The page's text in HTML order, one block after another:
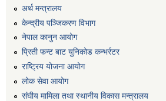
अर्थ मन्त्रालय
केन्द्रीय पञ्जिकरण विभाग
नेपाल कानुन आयोग
प्रिती फन्ट बाट युनिकोड कन्भर्रटर
राष्ट्रिय योजना आयोग
लोक सेवा आयोग
संघीय मामिला तथा स्थानीय विकास मन्त्रालय